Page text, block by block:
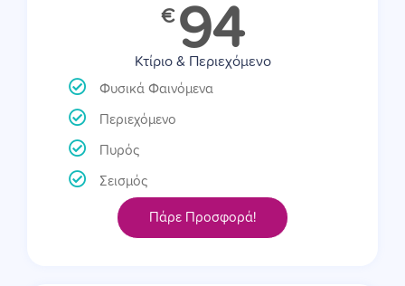
€ 94
Κτίριο & Περιεχόμενο
Φυσικά Φαινόμενα
Περιεχόμενο
Πυρός
Σεισμός
Πάρε Προσφορά!